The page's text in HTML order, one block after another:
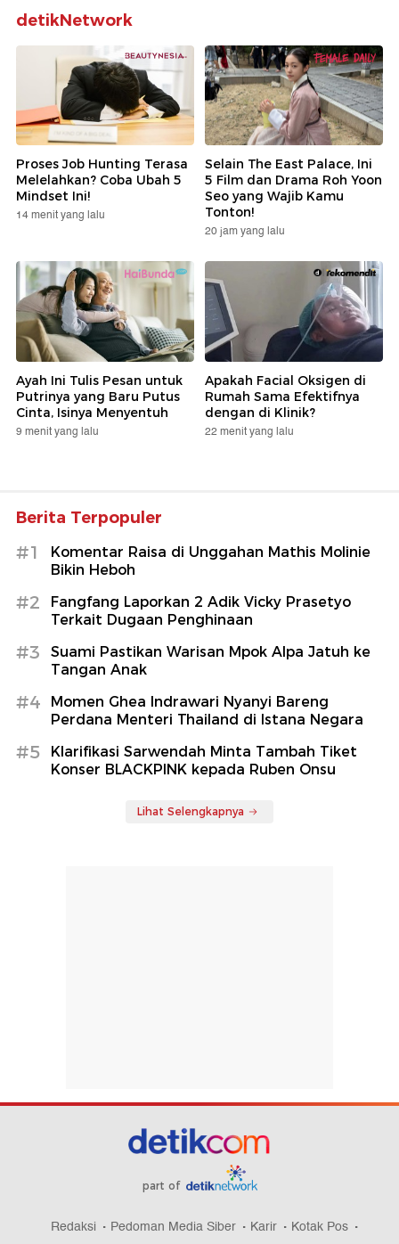
detikNetwork
Proses Job Hunting Terasa
Melelahkan? Coba Ubah 5
Mindset Ini!
14 menit yang lalu
Selain The East Palace, Ini
5 Film dan Drama Roh Yoon
Seo yang Wajib Kamu
Tonton!
20 jam yang lalu
Ayah Ini Tulis Pesan untuk
Putrinya yang Baru Putus
Cinta, Isinya Menyentuh
9 menit yang lalu
Apakah Facial Oksigen di
Rumah Sama Efektifnya
dengan di Klinik?
22 menit yang lalu
Berita Terpopuler
#1
Komentar Raisa di Unggahan Mathis Molinie
Bikin Heboh
#2
Fangfang Laporkan 2 Adik Vicky Prasetyo
Terkait Dugaan Penghinaan
#3
Suami Pastikan Warisan Mpok Alpa Jatuh ke
Tangan Anak
#4
Momen Ghea Indrawari Nyanyi Bareng
Perdana Menteri Thailand di Istana Negara
#5
Klarifikasi Sarwendah Minta Tambah Tiket
Konser BLACKPINK kepada Ruben Onsu
Lihat Selengkapnya
part of
Redaksi Pedoman Media Siber Karir
Kotak Pos